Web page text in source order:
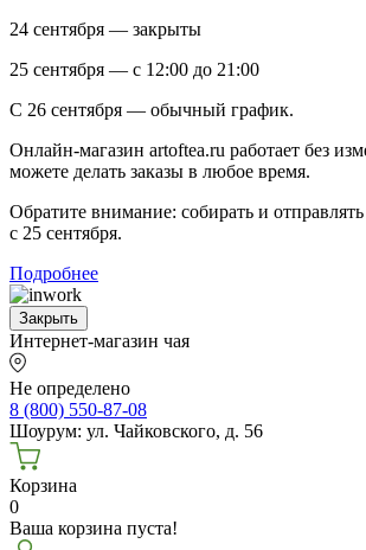
24 сентября — закрыты
25 сентября — с 12:00 до 21:00
С 26 сентября — обычный график.
Онлайн-магазин artoftea.ru работает без
можете делать заказы в любое время.
Обратите внимание: собирать и
с 25 сентября.
Подробнее
Закрыть
Интернет-магазин чая
Не определено
8 (800) 550-87-08
Шоурум: ул. Чайковского, д. 56
Корзина
0
Ваша корзина пуста!